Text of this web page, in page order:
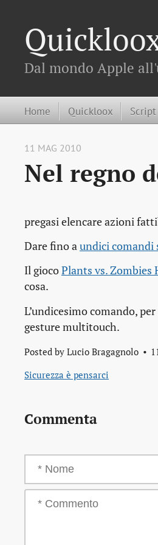
Dal mondo Apple
Home Quickloox Script
11 MAG 2010
Nel regno
pregasi elencare azioni
Dare fino aundici comandi
Il giocoPlants vs. Zombies
cosa.
L’undicesimo comando,
gesturemultitouch.
Posted by Lucio Bragagnolo
Sicurezza è pensarci
Commenta